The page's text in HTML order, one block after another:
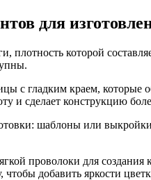
для
плотность которой
с гладким краем, которые
и сделает конструкцию
шаблоны или
проволоки для
добавить яркости